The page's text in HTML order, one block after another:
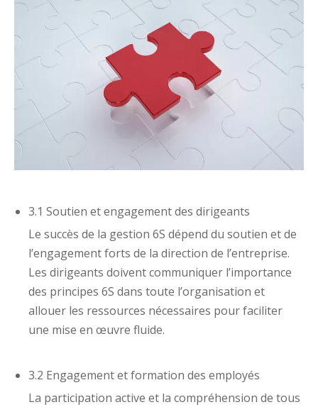
3.1 Soutien et engagement des dirigeants
Le succès de la gestion 6S dépend du soutien et de
l’engagement forts de la direction de l’entreprise.
Les dirigeants doivent communiquer l’importance
des principes 6S dans toute l’organisation et
allouer les ressources nécessaires pour faciliter
une mise en œuvre fluide.
3.2 Engagement et formation des employés
La participation active et la compréhension de tous